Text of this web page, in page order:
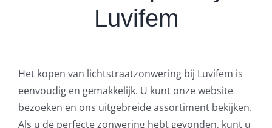
Luvifem
Het kopen van lichtstraatzonwering bij Luvifem is
eenvoudig en gemakkelijk. U kunt onze website
bezoeken en ons uitgebreide assortiment bekijken.
Als u de perfecte zonwering hebt gevonden, kunt u